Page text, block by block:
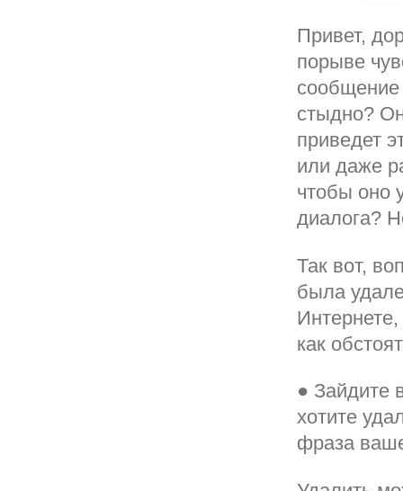
Привет,
порыве
сообщение
стыдно?
приведет
или даже
чтобы оно
диалога?
Так вот,
была
Интернете,
как
● Зайдите
хотите
фраза